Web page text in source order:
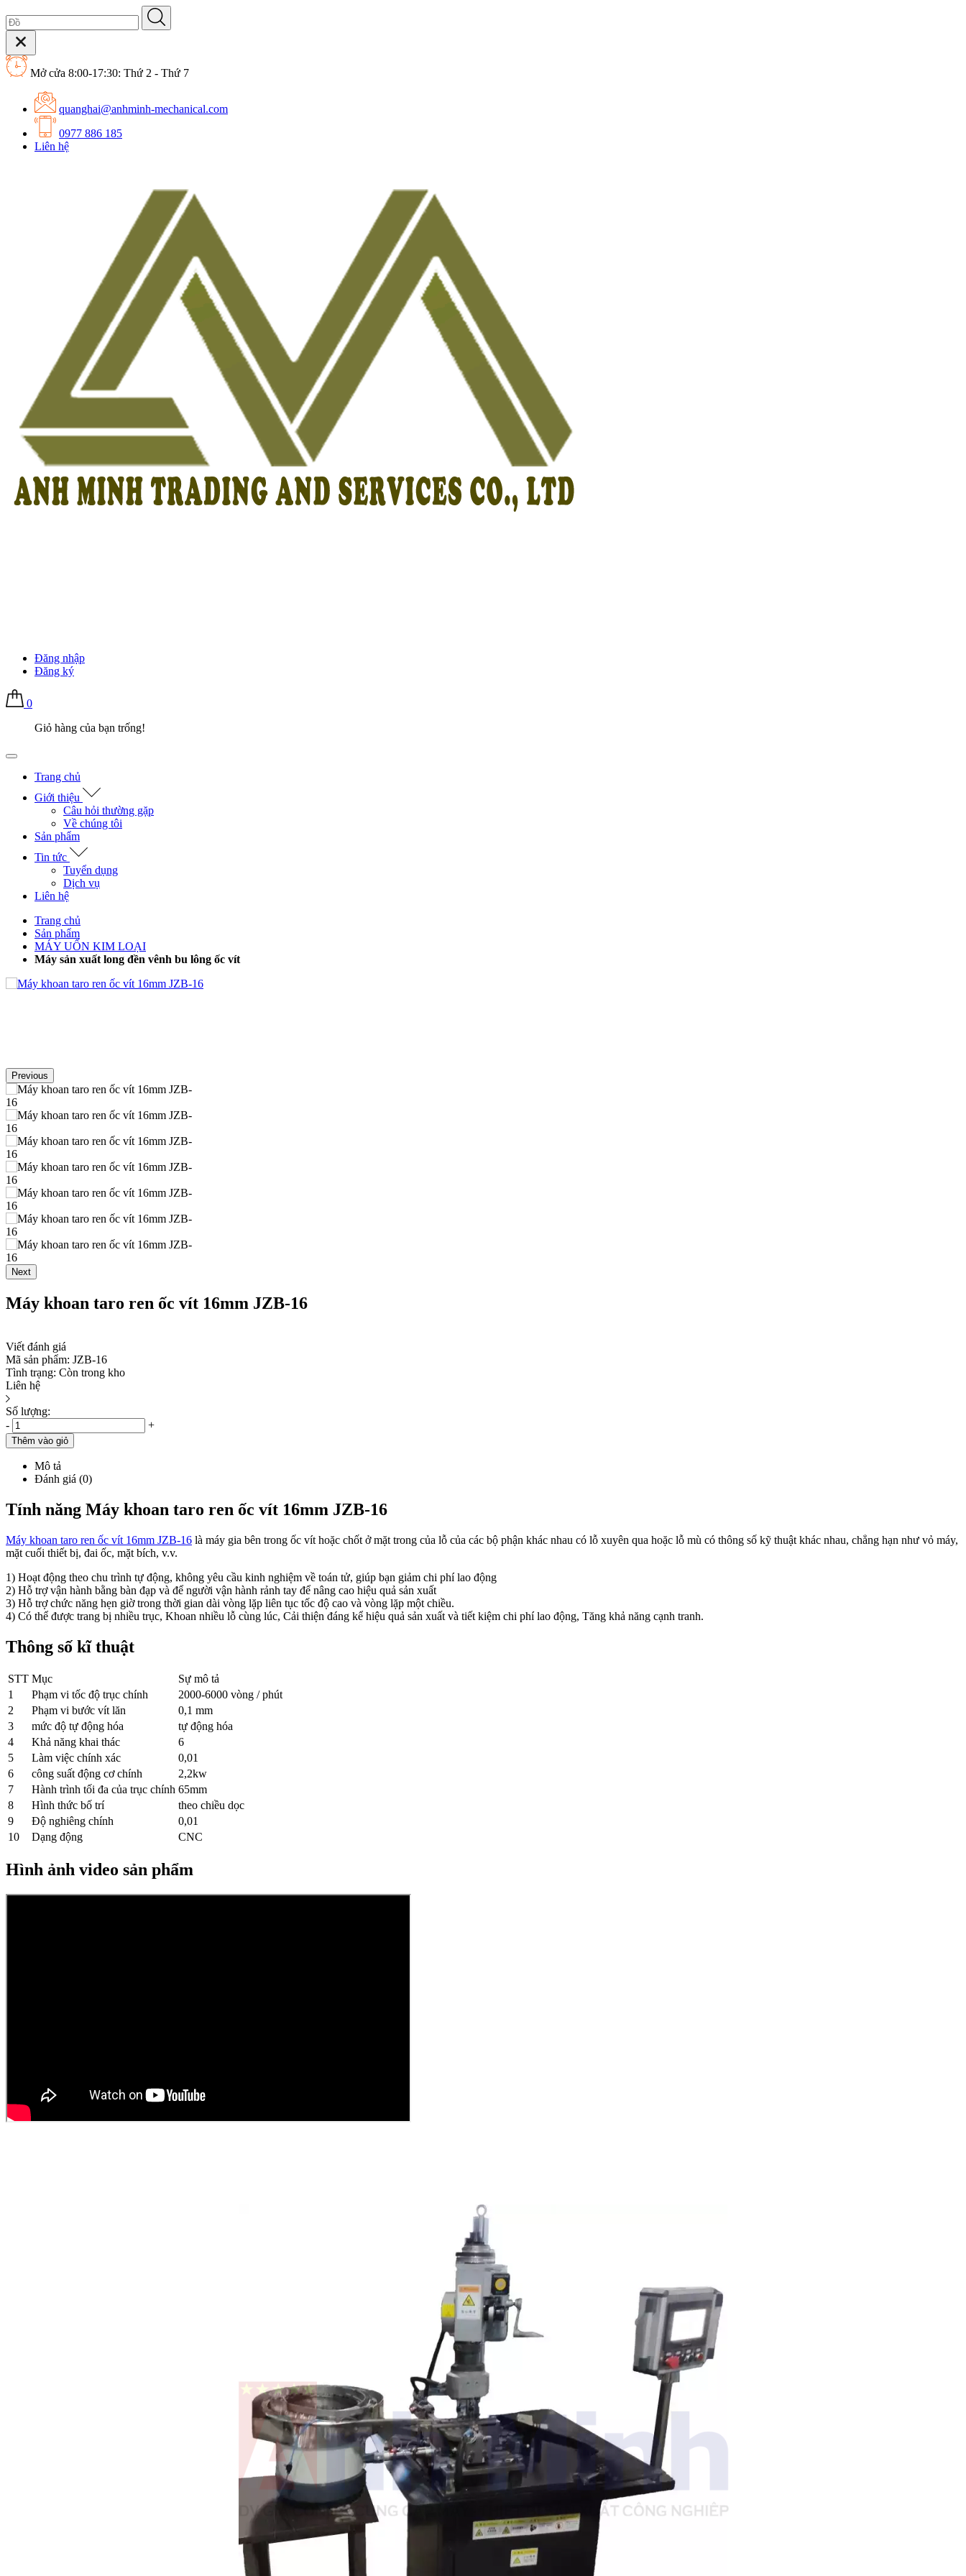
Mở cửa 8:00-17:30: Thứ 2 - Thứ 7
quanghai@anhminh-mechanical.com
0977 886 185
Liên hệ
Đăng nhập
Đăng ký
0
Giỏ hàng của bạn trống!
Trang chủ
Giới thiệu
Câu hỏi thường gặp
Về chúng tôi
Sản phẩm
Tin tức
Tuyển dụng
Dịch vụ
Liên hệ
Trang chủ
Sản phẩm
MÁY UỐN KIM LOẠI
Máy sản xuất long đền vênh bu lông ốc vít
Previous
Next
Máy khoan taro ren ốc vít 16mm JZB-16
Viết đánh giá
Mã sản phẩm: JZB-16
Tình trạng: Còn trong kho
Liên hệ
Số lượng:
-
+
Thêm vào giỏ
Mô tả
Đánh giá (0)
Tính năng Máy khoan taro ren ốc vít 16mm JZB-16
Máy khoan taro ren ốc vít 16mm JZB-16 là máy gia bên trong ốc vít hoặc chốt ở mặt trong của lỗ của các bộ phận khác nhau có lỗ xuyên qua hoặc lỗ mù có thông số kỹ thuật khác nhau, chẳng hạn như vỏ máy,
mặt cuối thiết bị, đai ốc, mặt bích, v.v.
1) Hoạt động theo chu trình tự động, không yêu cầu kinh nghiệm về toán tử, giúp bạn giảm chi phí lao động
2) Hỗ trợ vận hành bằng bàn đạp và để người vận hành rảnh tay để nâng cao hiệu quả sản xuất
3) Hỗ trợ chức năng hẹn giờ trong thời gian dài vòng lặp liên tục tốc độ cao và vòng lặp một chiều.
4) Có thể được trang bị nhiều trục, Khoan nhiều lỗ cùng lúc, Cải thiện đáng kể hiệu quả sản xuất và tiết kiệm chi phí lao động, Tăng khả năng cạnh tranh.
Thông số kĩ thuật
STT Mục
Sự mô tả
1
Phạm vi tốc độ trục chính
2000-6000 vòng / phút
2
Phạm vi bước vít lăn
0,1 mm
3
mức độ tự động hóa
tự động hóa
4
Khả năng khai thác
6
5
Làm việc chính xác
0,01
6
công suất động cơ chính
2,2kw
7
Hành trình tối đa của trục chính 65mm
8
Hình thức bố trí
theo chiều dọc
9
Độ nghiêng chính
0,01
10
Dạng động CNC
Hình ảnh video sản phẩm